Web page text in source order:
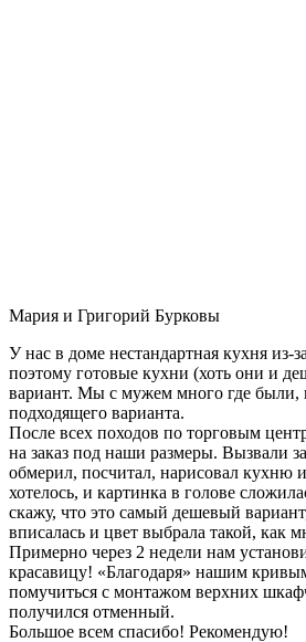
Мария и Григорий Бурковы
У нас в доме нестандартная кухня из-
поэтому готовые кухни (хоть они и
вариант. Мы с мужем много где были,
подходящего варианта.
После всех походов по торговым
на заказ под наши размеры. Вызвали
обмерил, посчитал, нарисовал кухню
хотелось, и картинка в голове
скажу, что это самый дешевый
вписалась и цвет выбрала такой, как
Примерно через 2 недели нам
красавицу! «Благодаря» нашим
помучиться с монтажом верхних
получился отменный.
Большое всем спасибо! Рекомендую!